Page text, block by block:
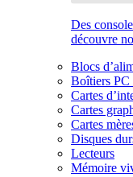
Des
découvre
Blocs
Boîtiers PC
Cartes
Cartes
Cartes
Disques
Lecteurs
Mémoire